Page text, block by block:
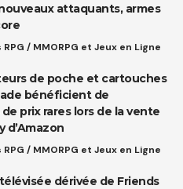
attaquants, armes
/ MMORPG et Jeux en Ligne
de poche et cartouches
bénéficient de
prix rares lors de la vente
d’Amazon
/ MMORPG et Jeux en Ligne
télévisée dérivée de Friends